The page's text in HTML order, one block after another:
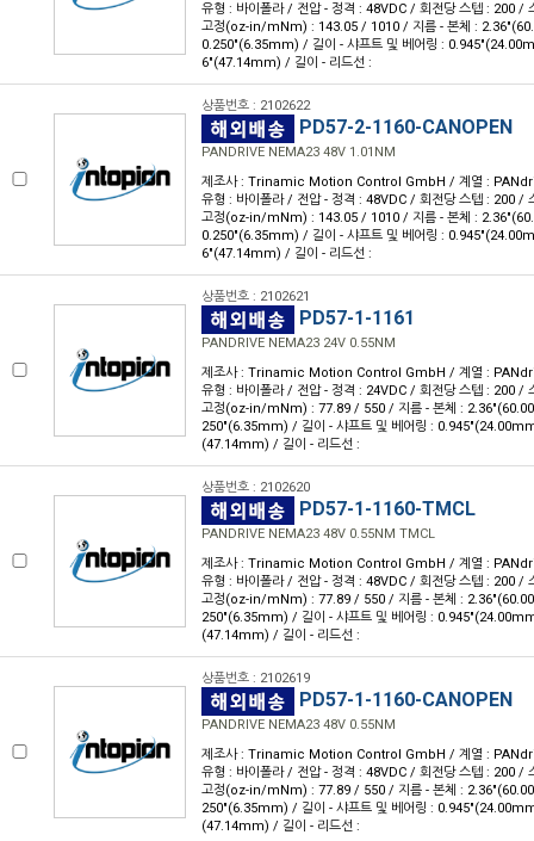
유형 : 바이폴라 / 전압 - 정격 : 48VDC / 회전당 스텝 : 200 /
고정(oz-in/mNm) : 143.05 / 1010 / 지름 - 본체 :
0.250"(6.35mm) / 길이 - 샤프트 및 베어링 :
6"(47.14mm) / 길이 - 리드선 :
상품번호 : 2102622
PD57-2-1160-CANOPEN
PANDRIVE NEMA23 48V 1.01NM
제조사 : Trinamic Motion Control GmbH / 계열 :
유형 : 바이폴라 / 전압 - 정격 : 48VDC / 회전당 스텝 : 200 /
고정(oz-in/mNm) : 143.05 / 1010 / 지름 - 본체 :
0.250"(6.35mm) / 길이 - 샤프트 및 베어링 :
6"(47.14mm) / 길이 - 리드선 :
상품번호 : 2102621
PD57-1-1161
PANDRIVE NEMA23 24V 0.55NM
제조사 : Trinamic Motion Control GmbH / 계열 :
유형 : 바이폴라 / 전압 - 정격 : 24VDC / 회전당 스텝 : 200 /
고정(oz-in/mNm) : 77.89 / 550 / 지름 - 본체 :
250"(6.35mm) / 길이 - 샤프트 및 베어링 :
(47.14mm) / 길이 - 리드선 :
상품번호 : 2102620
PD57-1-1160-TMCL
PANDRIVE NEMA23 48V 0.55NM TMCL
제조사 : Trinamic Motion Control GmbH / 계열 :
유형 : 바이폴라 / 전압 - 정격 : 48VDC / 회전당 스텝 : 200 /
고정(oz-in/mNm) : 77.89 / 550 / 지름 - 본체 :
250"(6.35mm) / 길이 - 샤프트 및 베어링 :
(47.14mm) / 길이 - 리드선 :
상품번호 : 2102619
PD57-1-1160-CANOPEN
PANDRIVE NEMA23 48V 0.55NM
제조사 : Trinamic Motion Control GmbH / 계열 :
유형 : 바이폴라 / 전압 - 정격 : 48VDC / 회전당 스텝 : 200 /
고정(oz-in/mNm) : 77.89 / 550 / 지름 - 본체 :
250"(6.35mm) / 길이 - 샤프트 및 베어링 :
(47.14mm) / 길이 - 리드선 :